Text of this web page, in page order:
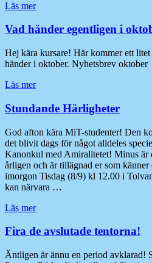
Läs mer
Vad händer egentligen i
Hej kära kursare! Här kommer ett
händer i oktober. Nyhetsbrev oktober
Läs mer
Stundande Härligheter
God afton kära MiT-studenter! Den
det blivit dags för något alldeles
Kanonkul med Amiralitetet! Minus är
årligen och är tillägnad er som
imorgon Tisdag (8/9) kl 12.00 i
kan närvara …
Läs mer
Fira de avslutade tentorna!
Äntligen är ännu en period avklarad!